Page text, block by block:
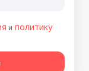
и политику